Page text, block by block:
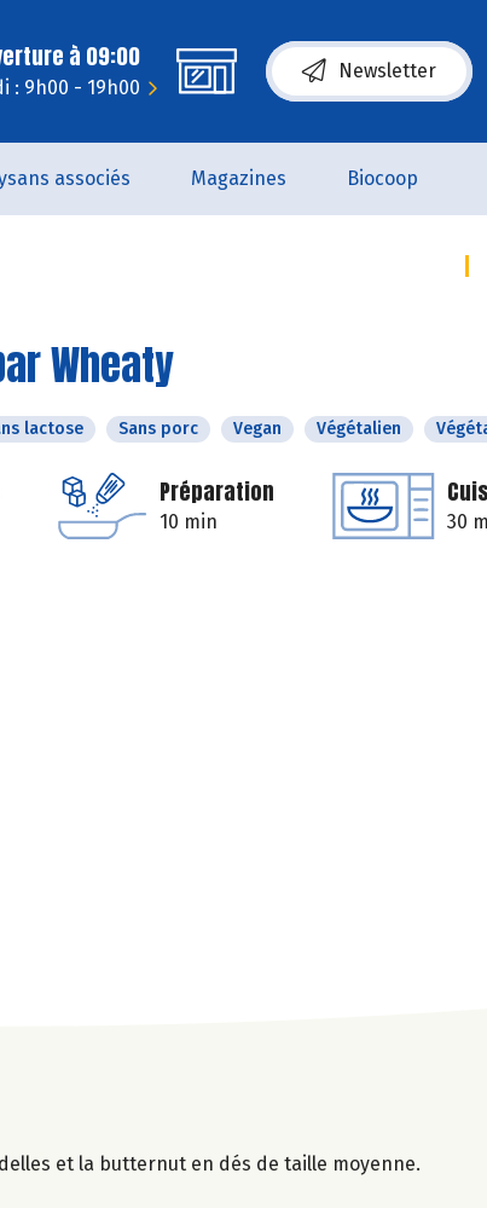
à 09:00
: 9h00 - 19h00
Newsletter
(s’ouvre dans une
associés Magazines Biocoop
Wheaty
lactose Sans porc Vegan Végétalien
Préparation
10 min 30
et la butternut en dés de taille moyenne.